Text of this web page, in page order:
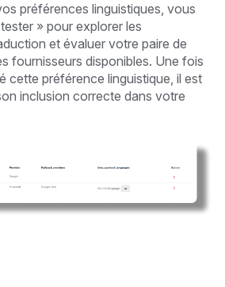
préférences linguistiques, vous
» pour explorer les
et évaluer votre paire de
fournisseurs disponibles. Une fois
cette préférence linguistique, il est
inclusion correcte dans votre